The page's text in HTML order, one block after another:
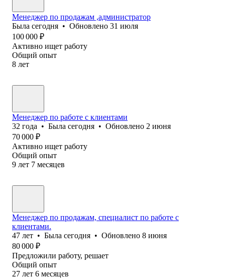
Менеджер по продажам ,администратор
Была сегодня • Обновлено 31 июля
100 000 ₽
Активно ищет работу
Общий опыт
8 лет
Менеджер по работе с клиентами
32 года • Была сегодня • Обновлено 2 июня
70 000 ₽
Активно ищет работу
Общий опыт
9 лет 7 месяцев
Менеджер по продажам, специалист по работе с
клиентами.
47 лет • Была сегодня • Обновлено 8 июня
80 000 ₽
Предложили работу, решает
Общий опыт
27 лет 6 месяцев